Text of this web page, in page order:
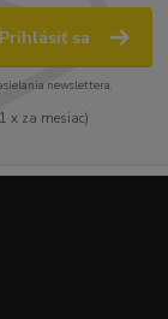
Prihlásiť sa
newslettera.
x za mesiac)